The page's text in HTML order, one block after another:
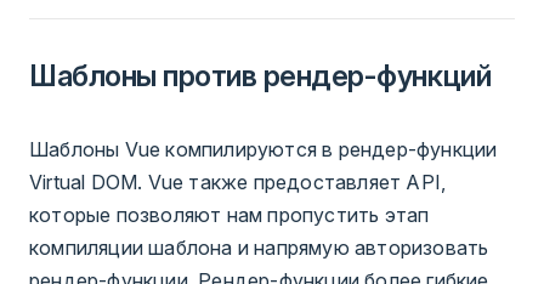
Шаблоны против рендер-функций
Шаблоны Vue компилируются в рендер-функции
Virtual DOM. Vue также предоставляет API,
которые позволяют нам пропустить этап
компиляции шаблона и напрямую авторизовать